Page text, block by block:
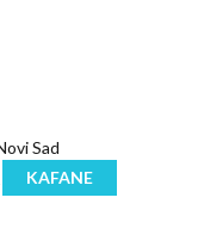
KAFANE